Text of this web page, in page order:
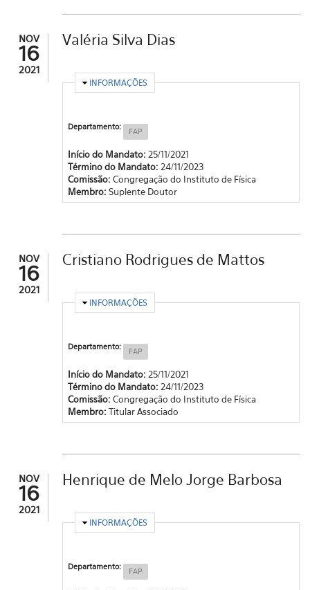
NOV
16
2021
Valéria Silva Dias
OCULTAR
INFORMAÇÕES
Departamento: FAP
Início do Mandato: 25/11/2021
Término do Mandato: 24/11/2023
Comissão: Congregação do Instituto de Física
Membro: Suplente Doutor
NOV
16
2021
Cristiano Rodrigues de Mattos
OCULTAR
INFORMAÇÕES
Departamento: FAP
Início do Mandato: 25/11/2021
Término do Mandato: 24/11/2023
Comissão: Congregação do Instituto de Física
Membro: Titular Associado
NOV
16
2021
Henrique de Melo Jorge Barbosa
OCULTAR
INFORMAÇÕES
Departamento: FAP